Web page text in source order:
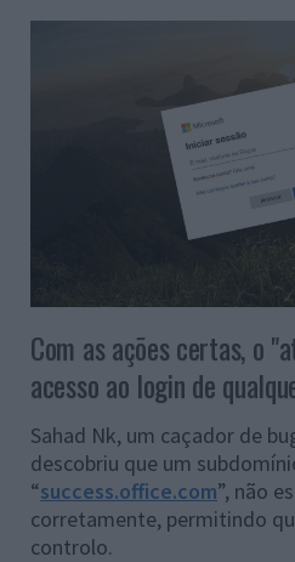
Com as ações certas, o
acesso ao login de
Sahad Nk, um caçador de
descobriu que um
“success.office.com”, não
corretamente, permitindo
controlo.